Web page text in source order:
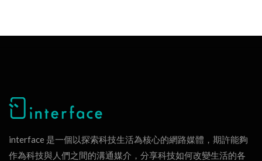
interface 是一個以探索科技生活為核心的網路媒體，期許能夠
作為科技與人們之間的溝通媒介，分享科技如何改變生活的各